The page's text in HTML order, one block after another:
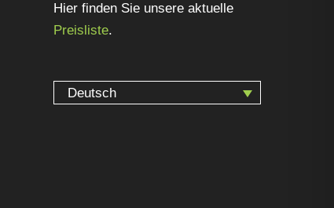
Hier finden Sie unsere aktuelle
Preisliste.
Deutsch